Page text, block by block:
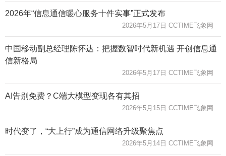
2026年“信息通信暖心服务十件实事”正式发布
2026年5月17日 CCTIME飞象网
中国移动副总经理陈怀达：把握数智时代新机遇 开创信息通
信新格局
2026年5月17日 CCTIME飞象网
AI告别免费？C端大模型变现各有其招​
2026年5月15日 CCTIME飞象网
时代变了，“大上行”成为通信网络升级聚焦点
2026年5月14日 CCTIME飞象网